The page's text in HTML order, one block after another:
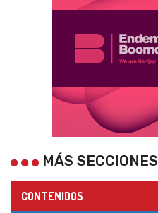
MÁS SECCIONES
CONTENIDOS